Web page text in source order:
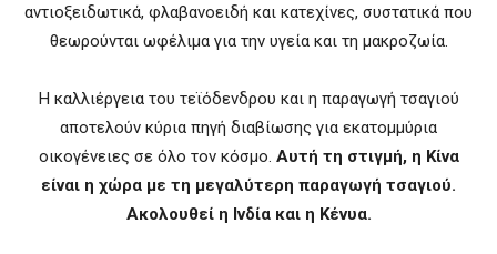
αντιοξειδωτικά, φλαβανοειδή και κατεχίνες, συστατικά που
θεωρούνται ωφέλιμα για την υγεία και τη μακροζωία.
Η καλλιέργεια του τεϊόδενδρου και η παραγωγή τσαγιού
αποτελούν κύρια πηγή διαβίωσης για εκατομμύρια
οικογένειες σε όλο τον κόσμο. Αυτή τη στιγμή, η Κίνα
είναι η χώρα με τη μεγαλύτερη παραγωγή τσαγιού.
Ακολουθεί η Ινδία και η Κένυα.